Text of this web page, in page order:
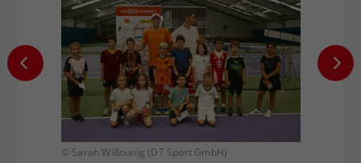
© Sarah Wißounig (DT Sport GmbH)